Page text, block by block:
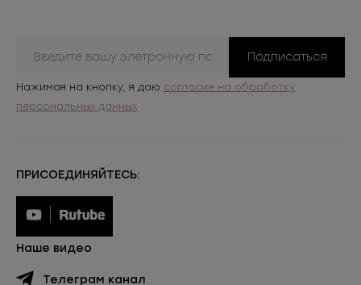
Подписаться
Нажимая на кнопку, я даю согласие на обработку
персональных данных
ПРИСОЕДИНЯЙТЕСЬ:
Наше видео
Телеграм канал